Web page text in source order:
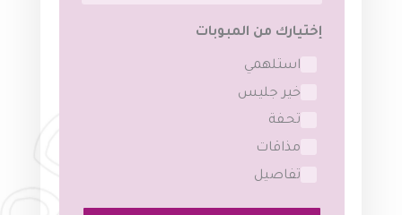
إختيارك من المبوبات
استلهمي
خير جليس
تحـفة
مذاقات
تفاصيل